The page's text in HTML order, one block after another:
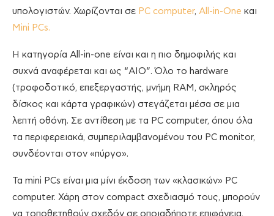
υπολογιστών. Χωρίζονται σε PC computer, All-in-One και
Mini PCs.
H κατηγορία All-in-one είναι και η πιο δημοφιλής και
συχνά αναφέρεται και ως “AIO”. Όλο το hardware
(τροφοδοτικό, επεξεργαστής, μνήμη RAM, σκληρός
δίσκος και κάρτα γραφικών) στεγάζεται μέσα σε μια
λεπτή οθόνη. Σε αντίθεση με τα PC computer, όπου όλα
τα περιφερειακά, συμπεριλαμβανομένου του PC monitor,
συνδέονται στον «πύργο».
Τα mini PCs είναι μια μίνι έκδοση των «κλασικών» PC
computer. Χάρη στον compact σχεδιασμό τους, μπορούν
να τοποθετηθούν σχεδόν σε οποιαδήποτε επιφάνεια,